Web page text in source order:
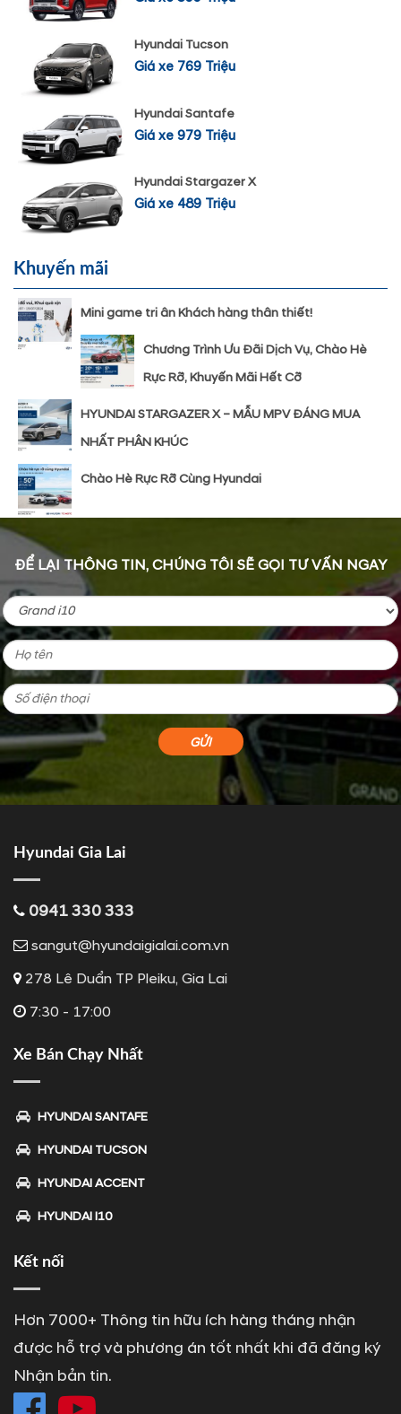
Hyundai Tucson
Giá xe 769 Triệu
Hyundai Santafe
Giá xe 979 Triệu
Hyundai Stargazer X
Giá xe 489 Triệu
Khuyến mãi
Mini game tri ân Khách hàng thân thiết!
Chương Trình Ưu Đãi Dịch Vụ, Chào Hè
Rực Rỡ, Khuyến Mãi Hết Cỡ
HYUNDAI STARGAZER X – MẪU MPV ĐÁNG MUA
NHẤT PHÂN KHÚC
Chào Hè Rực Rỡ Cùng Hyundai
ĐỂ LẠI THÔNG TIN, CHÚNG TÔI SẼ GỌI TƯ VẤN NGAY
Hyundai Gia Lai
0941 330 333
sangut@hyundaigialai.com.vn
278 Lê Duẩn TP Pleiku, Gia Lai
7:30 - 17:00
Xe Bán Chạy Nhất
HYUNDAI SANTAFE
HYUNDAI TUCSON
HYUNDAI ACCENT
HYUNDAI I10
Kết nối
Hơn 7000+ Thông tin hữu ích hàng tháng nhận
được hỗ trợ và phương án tốt nhất khi đã đăng ký
Nhận bản tin.